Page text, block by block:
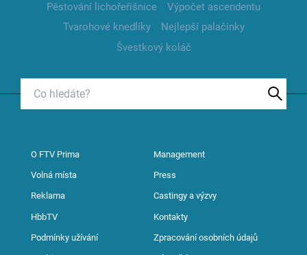
Pěstování lichořeřišnice
Výpočet ascendentu
Tvarohové knedlíky
Nejlepší palačinky
Švestkový koláč
O FTV Prima Management
Volná místa Press
Reklama Castingy a výzvy
HbbTV Kontakty
Podmínky užívání Zpracování osobních údajů